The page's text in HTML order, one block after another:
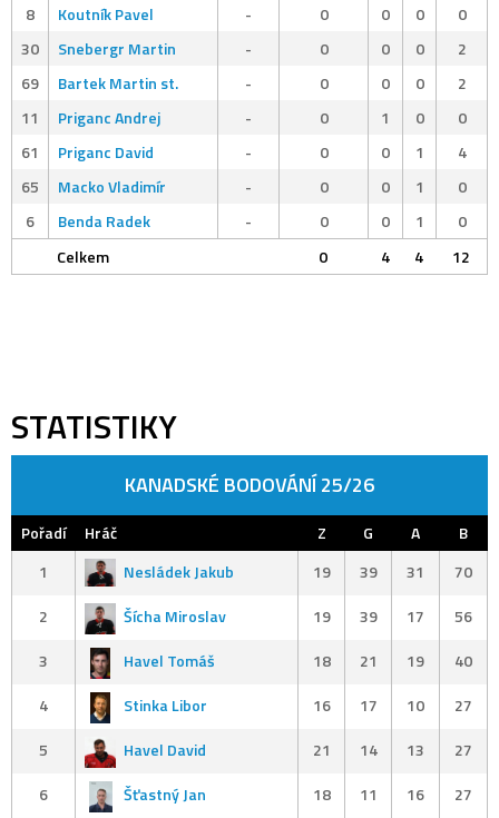
8 Koutník Pavel - 0 0 0
0
30
Snebergr Martin - 0 0 0
2
69
Bartek Martin st. - 0 0 0
2
11
Priganc Andrej - 0 1 0
0
61
Priganc David - 0 0 1
4
65
Macko Vladimír - 0 0 1
0
6
Benda Radek - 0 0 1
0
Celkem
0 4 4 12
STATISTIKY
KANADSKÉ BODOVÁNÍ 25/26
Pořadí Hráč Z G A
B
1
Nesládek Jakub 19 39 31
70
2
Šícha Miroslav 19 39 17
56
3
Havel Tomáš 18 21 19
40
4
Stinka Libor 16 17 10
27
5
Havel David 21 14 13
27
6
Šťastný Jan 18 11 16
27